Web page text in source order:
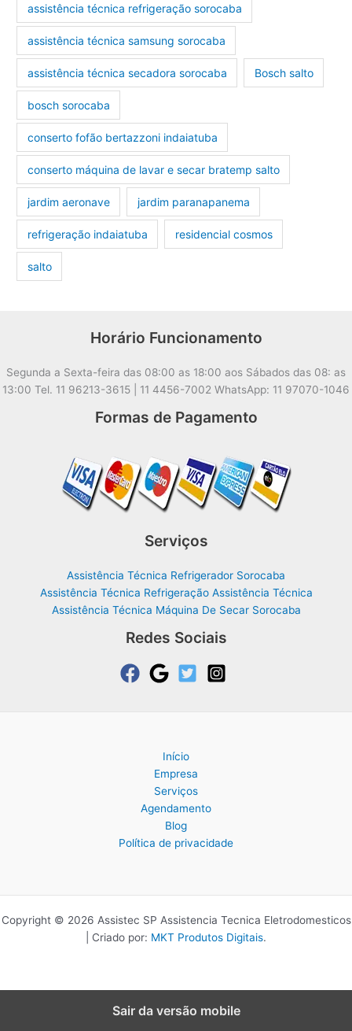
assistência técnica refrigeração sorocaba
assistência técnica samsung sorocaba
assistência técnica secadora sorocaba Bosch salto
bosch sorocaba
conserto fofão bertazzoni indaiatuba
conserto máquina de lavar e secar bratemp salto
jardim aeronave jardim paranapanema
refrigeração indaiatuba residencial cosmos
salto
Horário Funcionamento
Segunda a Sexta-feira das 08:00 as 18:00 aos Sábados das 08: as
13:00 Tel. 11 96213-3615 | 11 4456-7002 WhatsApp: 11 97070-1046
Formas de Pagamento
Serviços
Assistência Técnica Refrigerador Sorocaba
Assistência Técnica Refrigeração Assistência Técnica
Assistência Técnica Máquina De Secar Sorocaba
Redes Sociais
Início
Empresa
Serviços
Agendamento
Blog
Política de privacidade
Copyright © 2026 Assistec SP Assistencia Tecnica Eletrodomesticos
| Criado por: MKT Produtos Digitais.
Sair da versão mobile